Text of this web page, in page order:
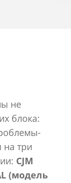
не
блока:
на три
CJM
(модель